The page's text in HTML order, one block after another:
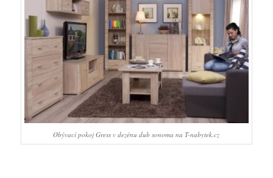
Obývací pokoj Gress v dezénu dub sonoma na T-nabytek.cz